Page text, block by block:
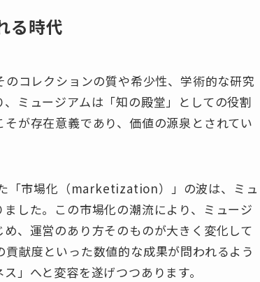
る時代
コレクションの質や希少性、学術的な研究
ミュージアムは「知の殿堂」としての役割
が存在意義であり、価値の源泉とされてい
「市場化（marketization）」の波は、ミュ
した。この市場化の潮流により、ミュージ
、運営のあり方そのものが大きく変化して
献度といった数値的な成果が問われるよう
」へと変容を遂げつつあります。